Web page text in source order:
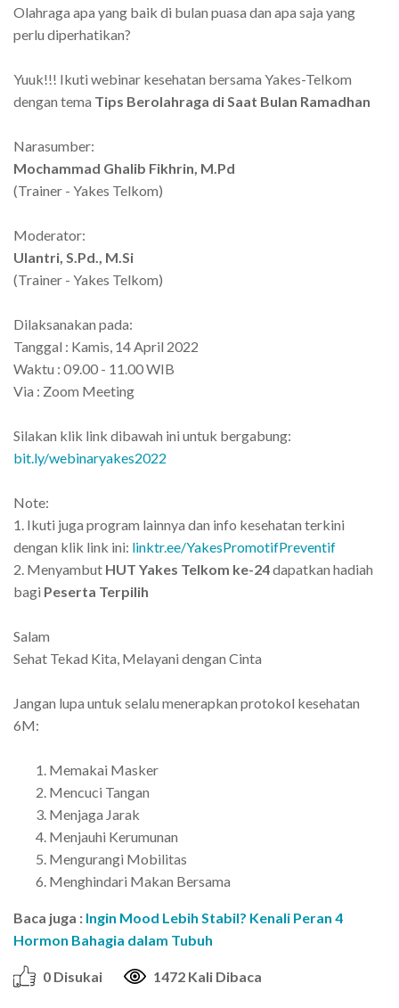
Olahraga apa yang baik di bulan puasa dan apa saja yang
perlu diperhatikan?
Yuuk!!! Ikuti webinar kesehatan bersama Yakes-Telkom
dengan tema Tips Berolahraga di Saat Bulan Ramadhan
Narasumber:
Mochammad Ghalib Fikhrin, M.Pd
(Trainer - Yakes Telkom)
Moderator:
Ulantri, S.Pd., M.Si
(Trainer - Yakes Telkom)
Dilaksanakan pada:
Tanggal : Kamis, 14 April 2022
Waktu : 09.00 - 11.00 WIB
Via : Zoom Meeting
Silakan klik link dibawah ini untuk bergabung:
bit.ly/webinaryakes2022
Note:
1. Ikuti juga program lainnya dan info kesehatan terkini
dengan klik link ini: linktr.ee/YakesPromotifPreventif
2. Menyambut HUT Yakes Telkom ke-24dapatkan hadiah
bagi Peserta Terpilih
Salam
Sehat Tekad Kita, Melayani dengan Cinta
Jangan lupa untuk selalu menerapkan protokol kesehatan
6M:
Memakai Masker
Mencuci Tangan
Menjaga Jarak
Menjauhi Kerumunan
Mengurangi Mobilitas
Menghindari Makan Bersama
Baca juga : Ingin Mood Lebih Stabil? Kenali Peran 4
Hormon Bahagia dalam Tubuh
0 Disukai 1472 Kali Dibaca